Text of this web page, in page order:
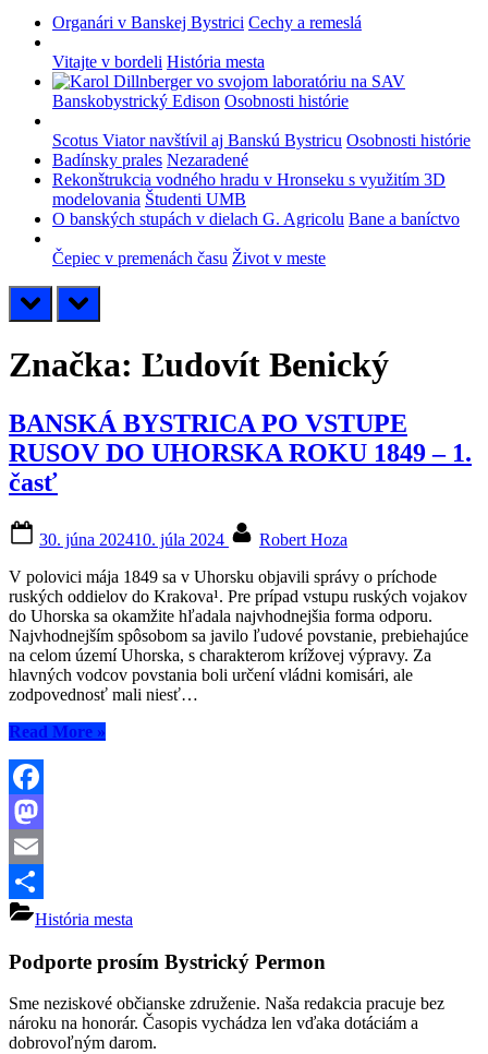
Organári v Banskej Bystrici Cechy a remeslá
Vitajte v bordeli História mesta
Banskobystrický Edison Osobnosti histórie
Scotus Viator navštívil aj Banskú Bystricu Osobnosti histórie
Badínsky prales Nezaradené
Rekonštrukcia vodného hradu v Hronseku s využitím 3D
modelovania Študenti UMB
O banských stupách v dielach G. Agricolu Bane a baníctvo
Čepiec v premenách času Život v meste
prev next
Značka: Ľudovít Benický
BANSKÁ BYSTRICA PO VSTUPE
RUSOV DO UHORSKA ROKU 1849 – 1.
časť
on
30. júna 202410. júla 2024
Robert Hoza
V polovici mája 1849 sa v Uhorsku objavili správy o príchode
ruských oddielov do Krakova¹. Pre prípad vstupu ruských vojakov
do Uhorska sa okamžite hľadala najvhodnejšia forma odporu.
Najvhodnejším spôsobom sa javilo ľudové povstanie, prebiehajúce
na celom území Uhorska, s charakterom krížovej výpravy. Za
hlavných vodcov povstania boli určení vládni komisári, ale
zodpovednosť mali niesť…
Read More“BANSKÁ
1.
»
Facebook
Mastodon
Email
ShareHistória mesta
Podporte prosím Bystrický Permon
Sme neziskové občianske združenie. Naša redakcia pracuje bez
nároku na honorár. Časopis vychádza len vďaka dotáciám a
dobrovoľným darom.